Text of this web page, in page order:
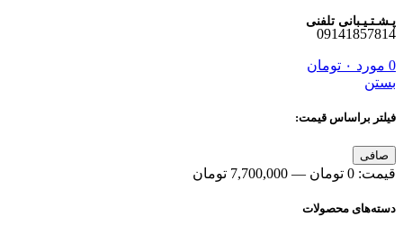
پـشـتـیـبانی تلفنی
09141857814
0 مورد ۰ تومان
بستن
فیلتر براساس قیمت:
حداقل
قیمت
حداكثر
قيمت
صافی
قيمت: 0 تومان — 7,700,000 تومان
دسته‌های محصولات